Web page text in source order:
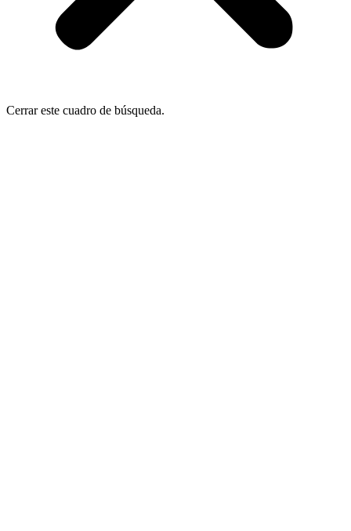
Cerrar este cuadro de búsqueda.